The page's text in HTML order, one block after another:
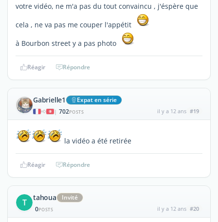
votre vidéo, ne m'a pas du tout convaincu , j'éspère que
cela , ne va pas me couper l'appétit
à Bourbon street y a pas photo
Réagir Répondre
Gabrielle1 Expat en série
| 702POSTS il y a 12 ans #19
la vidéo a été retirée
Réagir Répondre
T tahoua
Invité
0POSTS il y a 12 ans #20